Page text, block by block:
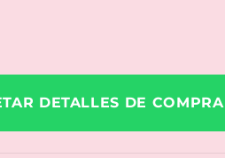
DETALLES DE COMPRA